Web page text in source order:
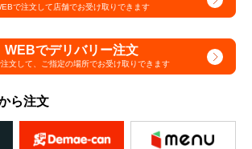
で注文して店舗でお受け取りできます
WEBでデリバリー注文
文して、 ご指定の場所でお受け取りできます
ら注文